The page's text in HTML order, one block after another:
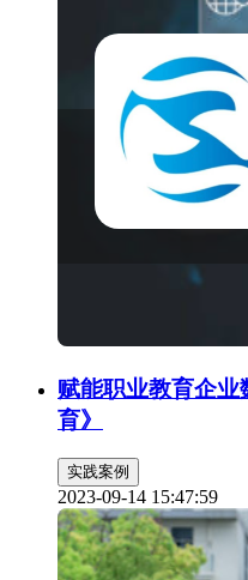
赋能职业教育企
育》
实践案例
2023-09-14 15:47:59